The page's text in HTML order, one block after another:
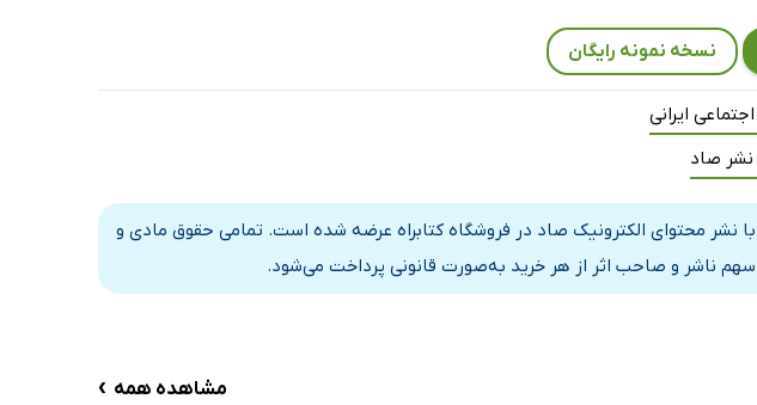
نسخه نمونه رایگان
ایرانی
صاد
نشر محتوای الکترونیک صاد در فروشگاه کتابراه عرضه شده است. تمامی حقوق مادی و
سهم ناشر و صاحب اثر از هر خرید به‌صورت قانونی پرداخت می‌شود.
مشاهده همه ›